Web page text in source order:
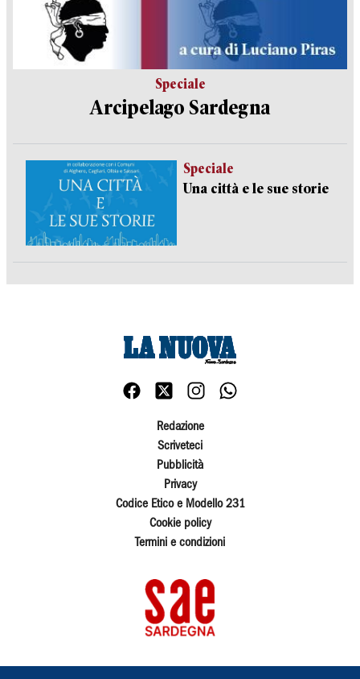
Speciale
Arcipelago Sardegna
Speciale
Una città e le sue storie
Redazione
Scriveteci
Pubblicità
Privacy
Codice Etico e Modello 231
Cookie policy
Termini e condizioni